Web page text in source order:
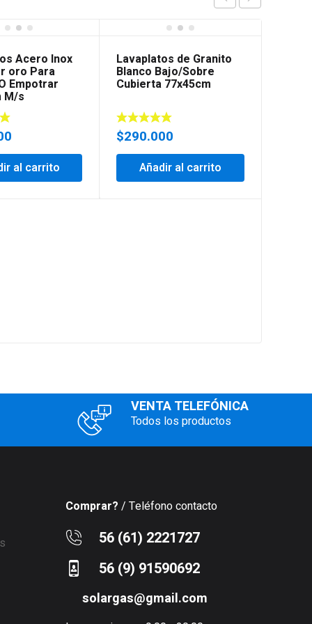
Acero Inox
oro Para
Empotrar
M/s
al carrito
Lavaplatos de Granito
Blanco Bajo/Sobre
Cubierta 77x45cm
$290.000
Añadir al carrito
VENTA TELEFÓNICA
Todos los productos
Comprar? / Teléfono contacto
56 (61) 2221727
56 (9) 91590692
solargas@gmail.com